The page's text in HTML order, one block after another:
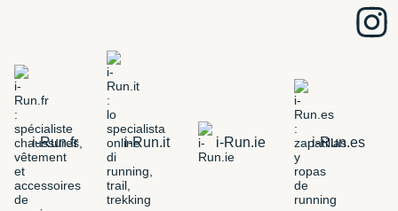
i-Run.fr i-Run.it i-Run.ie i-Run.es